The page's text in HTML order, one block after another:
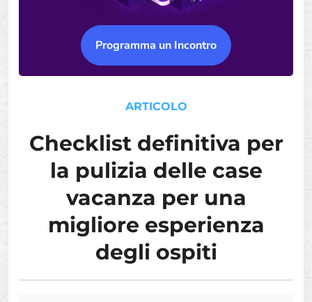
Programma un Incontro
ARTICOLO
Checklist definitiva per
la pulizia delle case
vacanza per una
migliore esperienza
degli ospiti